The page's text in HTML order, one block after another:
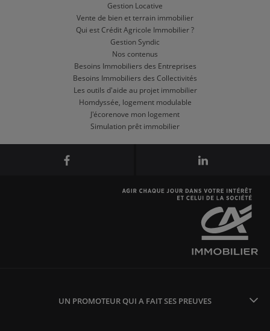
Gestion Locative
Vente de bien et terrain immobilier
Qui est Crédit Agricole Immobilier ?
Gestion Syndic
Nos contenus
Besoins Immobiliers des Entreprises
Besoins Immobiliers des Collectivités
Les outils d'aide au projet immobilier
Homdyssée, logement modulable
J'écorenove mon logement
Simulation prêt immobilier
UN PROMOTEUR QUI A FAIT SES PREUVES